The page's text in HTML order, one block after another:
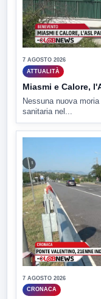
7 AGOSTO 2026
ATTUALITÀ
Miasmi e Calore,
Nessuna nuova
sanitaria nel...
7 AGOSTO 2026
CRONACA